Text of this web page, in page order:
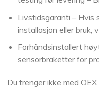
Livstidsgaranti – Hvis
installasjon eller bruk,
Forhåndsinstallert
sensorbraketter for
Du trenger ikke med